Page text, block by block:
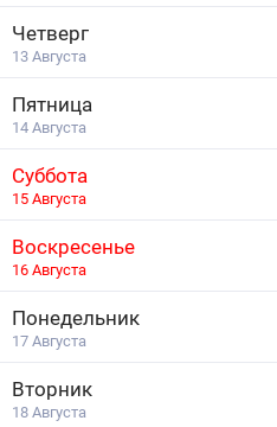
Четверг
13 Августа
Пятница
14 Августа
Суббота
15 Августа
Воскресенье
16 Августа
Понедельник
17 Августа
Вторник
18 Августа